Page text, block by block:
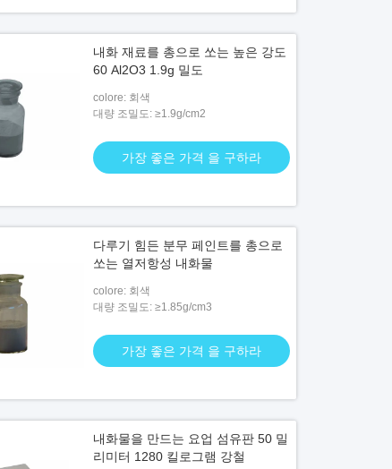
내화 재료를 총으로 쏘는 높은 강도
60 Al2O3 1.9g 밀도
colore: 회색
대량 조밀도: ≥1.9g/cm2
가장 좋은 가격 을 구하라
다루기 힘든 분무 페인트를 총으로
쏘는 열저항성 내화물
colore: 회색
대량 조밀도: ≥1.85g/cm3
가장 좋은 가격 을 구하라
내화물을 만드는 요업 섬유판 50 밀
리미터 1280 킬로그램 강철